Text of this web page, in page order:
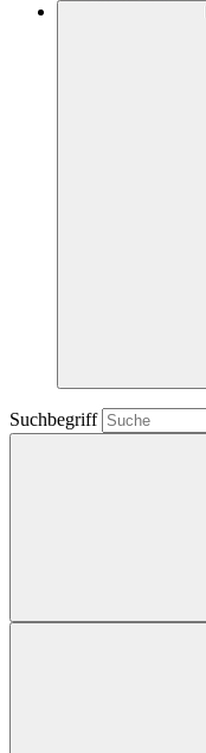
Suchbegriff